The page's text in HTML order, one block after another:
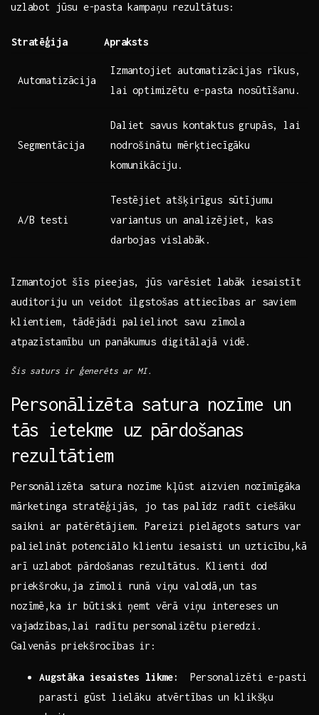
uzlabot jūsu⁢ e-pasta kampaņu‍ rezultātus:
Stratēģija Apraksts
Automatizācija
Izmantojiet automatizācijas rīkus,
⁣lai optimizētu e-pasta nosūtīšanu.
Segmentācija
Daliet savus kontaktus grupās, lai
nodrošinātu mērķtiecīgāku
komunikāciju.
A/B testi
Testējiet atšķirīgus sūtījumu
variantus​ un analizējiet, kas
darbojas vislabāk.
Izmantojot šīs pieejas, jūs​ varēsiet labāk iesaistīt
auditoriju un veidot‍ ilgstošas attiecības ar saviem‍
klientiem, tādējādi⁢ palielinot ​savu zīmola
atpazīstamību‍ un panākumus digitālajā vidē.
Šis saturs ir ģenerēts ar​ MI.
Personālizēta‍ satura nozīme un
tās‍ ietekme uz⁤ pārdošanas
rezultātiem
Personālizēta⁢ satura ⁢nozīme⁢ kļūst aizvien nozīmīgāka
mārketinga stratēģijās, jo tas palīdz‌ radīt ciešāku
saikni ar patērētājiem. Pareizi pielāgots‌ saturs var
palielināt potenciālo klientu iesaisti‌ un uzticību,kā
arī uzlabot ⁤pārdošanas rezultātus. ⁤Klienti dod
priekšroku,ja zīmoli runā viņu valodā,un tas
nozīmē,ka ir ⁤būtiski‍ ņemt vērā viņu intereses un
vajadzības,lai radītu personalizētu pieredzi.
Galvenās priekšrocības ir:
Augstāka iesaistes likme:
‍ Personalizēti e-pasti
parasti gūst lielāku atvērtības⁢ un​ klikšķu